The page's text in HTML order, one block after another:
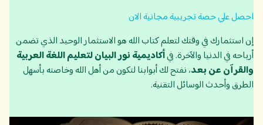
احصل علي حصة تجريبية مجانية الان
إن استثمارك في وقتك لتعلم كتاب الله هو الاستثمار الوحيد الذي تضمن
أرباحه في الدنيا والآخرة. فيأكاديمية نور البيان لتعليم اللغة العربية
والقرآن عن بعد، نفتح لك أبوابنا لتكون من أهل الله وخاصته بأسهل
الطرق وأحدث الوسائل التقنية.